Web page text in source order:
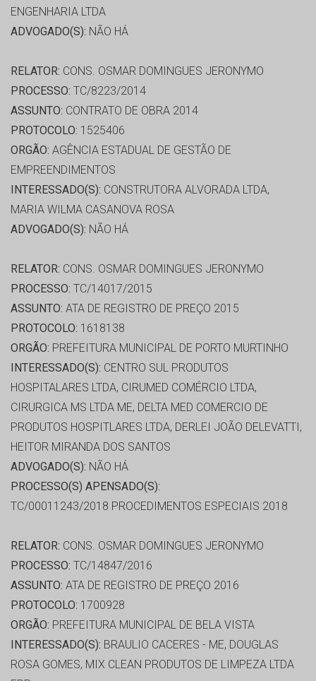
ENGENHARIA LTDA
ADVOGADO(S): NÃO HÁ
RELATOR: CONS. OSMAR DOMINGUES JERONYMO
PROCESSO: TC/8223/2014
ASSUNTO: CONTRATO DE OBRA 2014
PROTOCOLO: 1525406
ORGÃO: AGÊNCIA ESTADUAL DE GESTÃO DE
EMPREENDIMENTOS
INTERESSADO(S): CONSTRUTORA ALVORADA LTDA,
MARIA WILMA CASANOVA ROSA
ADVOGADO(S): NÃO HÁ
RELATOR: CONS. OSMAR DOMINGUES JERONYMO
PROCESSO: TC/14017/2015
ASSUNTO: ATA DE REGISTRO DE PREÇO 2015
PROTOCOLO: 1618138
ORGÃO: PREFEITURA MUNICIPAL DE PORTO MURTINHO
INTERESSADO(S): CENTRO SUL PRODUTOS
HOSPITALARES LTDA, CIRUMED COMÉRCIO LTDA,
CIRURGICA MS LTDA ME, DELTA MED COMERCIO DE
PRODUTOS HOSPITLARES LTDA, DERLEI JOÃO DELEVATTI,
HEITOR MIRANDA DOS SANTOS
ADVOGADO(S): NÃO HÁ
PROCESSO(S) APENSADO(S):
TC/00011243/2018 PROCEDIMENTOS ESPECIAIS 2018
RELATOR: CONS. OSMAR DOMINGUES JERONYMO
PROCESSO: TC/14847/2016
ASSUNTO: ATA DE REGISTRO DE PREÇO 2016
PROTOCOLO: 1700928
ORGÃO: PREFEITURA MUNICIPAL DE BELA VISTA
INTERESSADO(S): BRAULIO CACERES - ME, DOUGLAS
ROSA GOMES, MIX CLEAN PRODUTOS DE LIMPEZA LTDA